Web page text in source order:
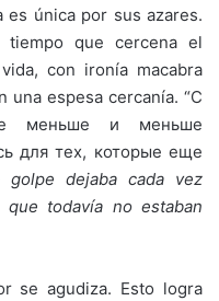
única por sus azares.
tiempo que cercena el
con ironía macabra
una espesa cercanía. “С
меньше и меньше
для тех, которые еще
golpe dejaba cada vez
que todavía no estaban
se agudiza. Esto logra